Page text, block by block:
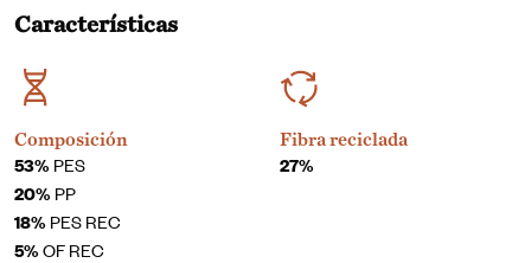
Características
Composición
53%PES
20%PP
18%PES REC
5%OF REC
Fibra reciclada
27%